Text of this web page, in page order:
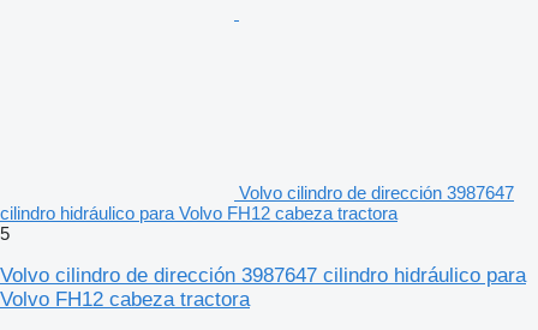
Volvo cilindro de dirección 3987647
cilindro hidráulico para Volvo FH12 cabeza tractora
5
Volvo cilindro de dirección 3987647 cilindro hidráulico para
Volvo FH12 cabeza tractora